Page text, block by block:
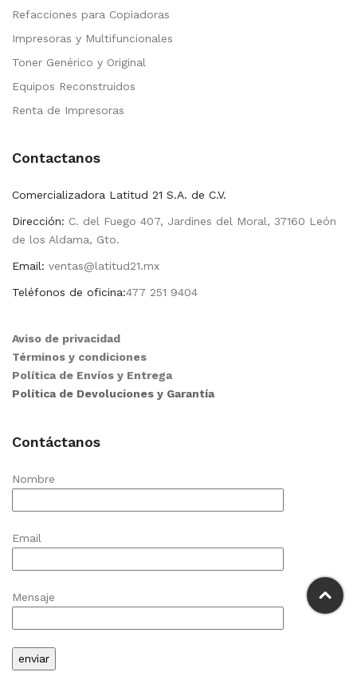
Refacciones para Copiadoras
Impresoras y Multifuncionales
Toner Genérico y Original
Equipos Reconstruidos
Renta de Impresoras
Contactanos
Comercializadora Latitud 21 S.A. de C.V.
Dirección: C. del Fuego 407, Jardines del Moral, 37160 León
de los Aldama, Gto.
Email: ventas@latitud21.mx
Teléfonos de oficina:477 251 9404
Aviso de privacidad
Términos y condiciones
Política de Envíos y Entrega
Política de Devoluciones y Garantía
Contáctanos
Nombre
Email
Mensaje